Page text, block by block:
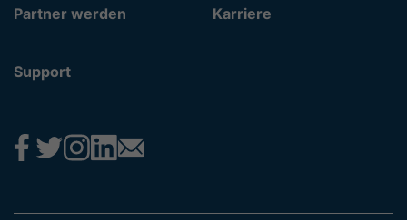
Partner werden Karriere
Support